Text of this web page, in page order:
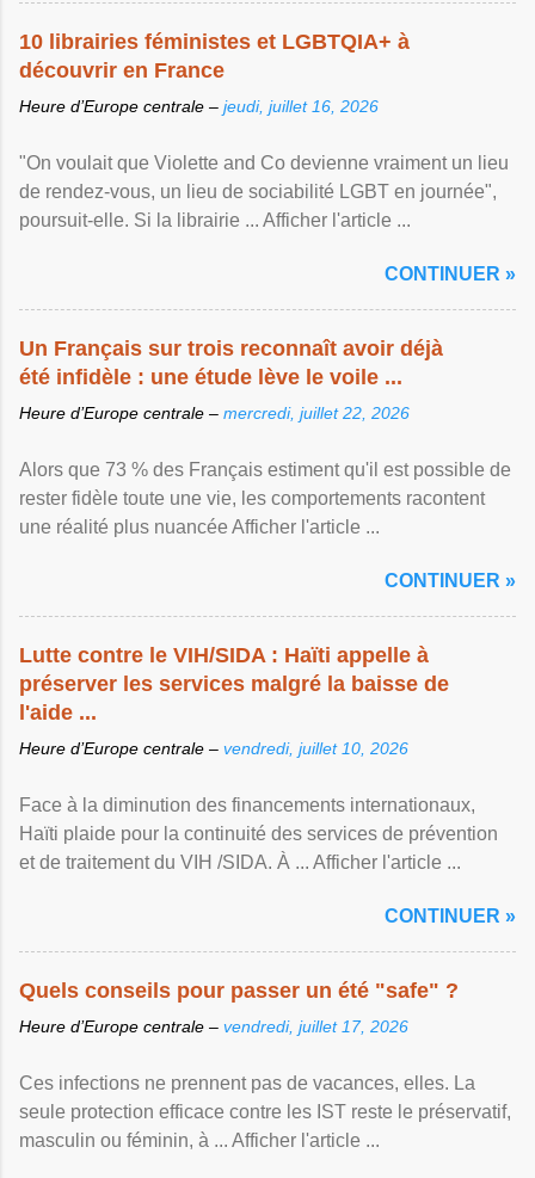
10 librairies féministes et LGBTQIA+ à
découvrir en France
Heure d’Europe centrale – jeudi, juillet 16, 2026
"On voulait que Violette and Co devienne vraiment un lieu
de rendez-vous, un lieu de sociabilité LGBT en journée",
poursuit-elle. Si la librairie ... Afficher l'article ...
CONTINUER »
Un Français sur trois reconnaît avoir déjà
été infidèle : une étude lève le voile ...
Heure d’Europe centrale – mercredi, juillet 22, 2026
Alors que 73 % des Français estiment qu'il est possible de
rester fidèle toute une vie, les comportements racontent
une réalité plus nuancée Afficher l'article ...
CONTINUER »
Lutte contre le VIH/SIDA : Haïti appelle à
préserver les services malgré la baisse de
l'aide ...
Heure d’Europe centrale – vendredi, juillet 10, 2026
Face à la diminution des financements internationaux,
Haïti plaide pour la continuité des services de prévention
et de traitement du VIH /SIDA. À ... Afficher l'article ...
CONTINUER »
Quels conseils pour passer un été "safe" ?
Heure d’Europe centrale – vendredi, juillet 17, 2026
Ces infections ne prennent pas de vacances, elles. La
seule protection efficace contre les IST reste le préservatif,
masculin ou féminin, à ... Afficher l'article ...